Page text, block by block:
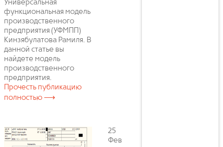
Универсальная
функциональная модель
производственного
предприятия (УФМПП)
Кинзябулатова Рамиля. В
данной статье вы
найдете модель
производственного
предприятия.
Прочесть публикацию
полностью ⟶
25
Фев